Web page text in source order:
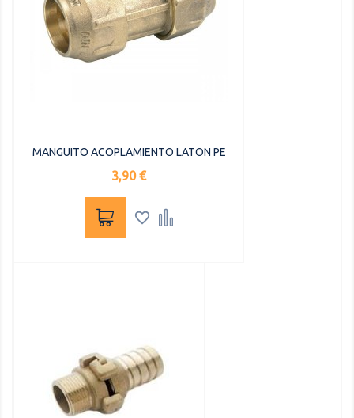
MANGUITO ACOPLAMIENTO LATON PE
Precio
3,90 €
 